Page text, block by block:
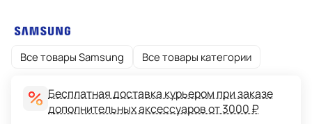
Все товары Samsung Все товары категории
Бесплатная доставка курьером при заказе
дополнительных аксессуаров от 3000 ₽